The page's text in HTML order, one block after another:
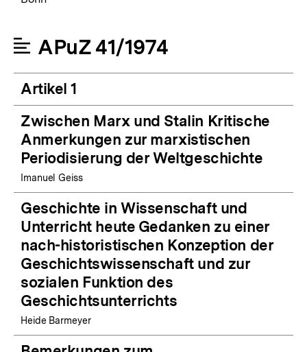
APuZ 41/1974
Artikel 1
Zwischen Marx und Stalin Kritische
Anmerkungen zur marxistischen
Periodisierung der Weltgeschichte
Imanuel Geiss
Geschichte in Wissenschaft und
Unterricht heute Gedanken zu einer
nach-historistischen Konzeption der
Geschichtswissenschaft und zur
sozialen Funktion des
Geschichtsunterrichts
Heide Barmeyer